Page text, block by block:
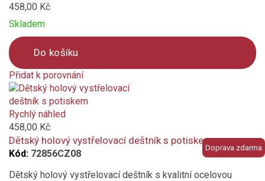
458,00 Kč
Skladem
Do košíku
Přidat k porovnání
Product
is
added
to
compare
Doprava zdarma
Rychlý náhled
458,00 Kč
Dětský holový vystřelovací deštník s potiskem
Kód: 72856CZ08
Dětský holový vystřelovací deštník s kvalitní ocelovou